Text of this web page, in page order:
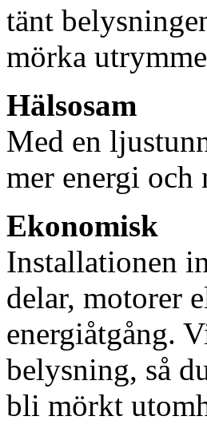
tänt
mörka
Hälsosam
Med en
mer energi och
Ekonomisk
Installationen
delar, motorer
energiåtgång.
belysning, så
bli mörkt